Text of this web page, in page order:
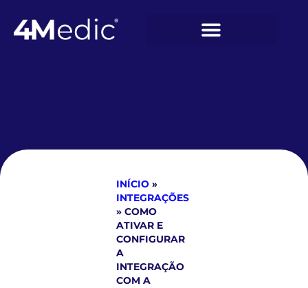
INÍCIO »
INTEGRAÇÕES
»COMO
ATIVAR E
CONFIGURAR
A
INTEGRAÇÃO
COM A